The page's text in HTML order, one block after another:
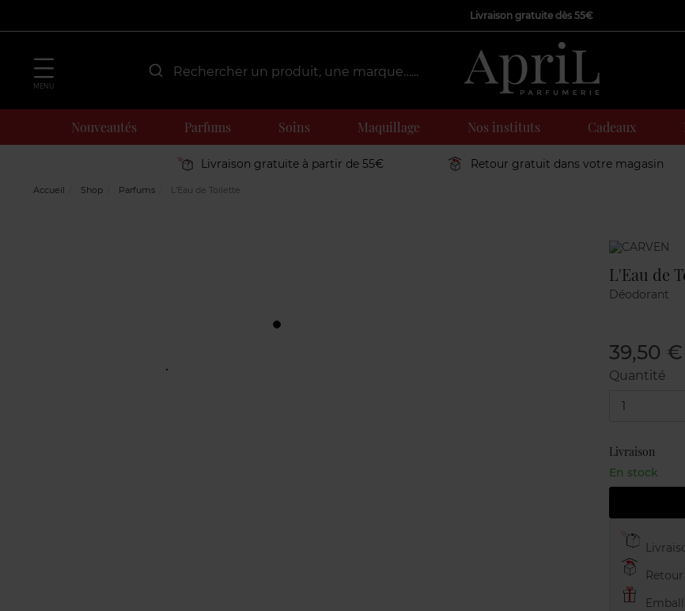
Livraison gratuite dès 55€
MENU
Nouveautés Parfums Soins Maquillage Nos instituts Cadeaux
Livraison gratuite à partir de 55€ Retour gratuit dans votre magasin
Accueil Shop Parfums L'Eau de Toilette
Marque
L'Eau de
Déodorant
39,50 €
Quantité
1
Livraison
En stock